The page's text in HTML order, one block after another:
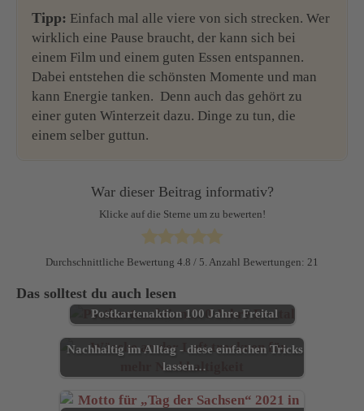
Tipp: Einfach mal alle viere von sich strecken. Wer
wirklich eine Pause braucht, der kann sich bei
einem Film und einem guten Essen entspannen.
Dabei entstehen die schönsten Momente und man
kann Energie tanken. Denn auch das gehört zu
einer guten Winterzeit dazu. Dinge zu tun, die
einem selber guttun.
War dieser Beitrag informativ?
Klicke auf die Sterne um zu bewerten!
Durchschnittliche Bewertung 4.8 / 5. Anzahl Bewertungen: 21
Das solltest du auch lesen
Postkartenaktion 100 Jahre Freital
Nachhaltig im Alltag - diese einfachen Tricks
lassen…